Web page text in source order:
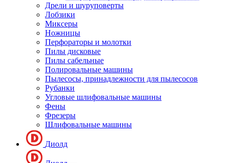
Дрели и шуруповерты
Лобзики
Миксеры
Ножницы
Перфораторы и молотки
Пилы дисковые
Пилы сабельные
Полировальные машины
Пылесосы, принадлежности для пылесосов
Рубанки
Угловые шлифовальные машины
Фены
Фрезеры
Шлифовальные машины
Диолд